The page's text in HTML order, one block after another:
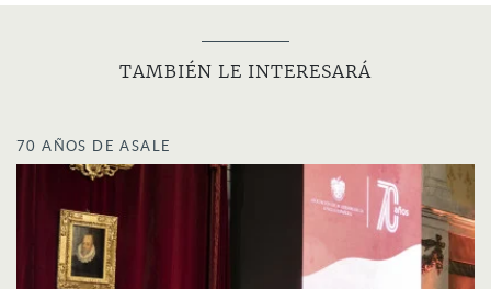
TAMBIÉN LE INTERESARÁ
70 AÑOS DE ASALE